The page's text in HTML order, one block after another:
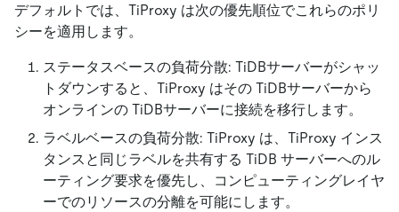
デフォルトでは、TiProxy は次の優先順位でこれらのポリ
シーを適用します。
ステータスベースの負荷分散: TiDBサーバーがシャッ
トダウンすると、TiProxy はその TiDBサーバーから
オンラインの TiDBサーバーに接続を移行します。
ラベルベースの負荷分散: TiProxy は、TiProxy インス
タンスと同じラベルを共有する TiDB サーバーへのル
ーティング要求を優先し、コンピューティングレイヤ
ーでのリソースの分離を可能にします。